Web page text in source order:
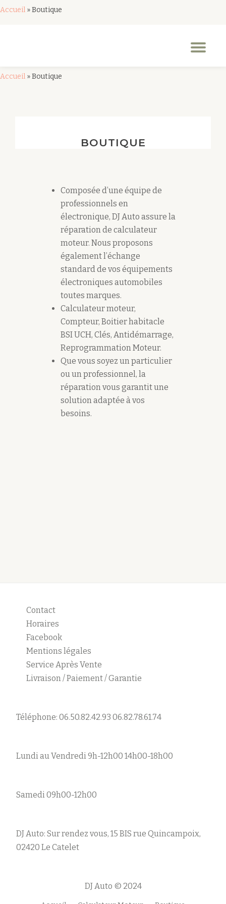
Accueil »Boutique
Accueil »Boutique
BOUTIQUE
Composée d’une équipe de
professionnels en
électronique, DJ Auto assure la
réparation de calculateur
moteur. Nous proposons
également l’échange
standard de vos équipements
électroniques automobiles
toutes marques.
Calculateur moteur,
Compteur, Boitier habitacle
BSI UCH, Clés, Antidémarrage,
Reprogrammation Moteur.
Que vous soyez un particulier
ou un professionnel, la
réparation vous garantit une
solution adaptée à vos
besoins.
Contact
Horaires
Facebook
Mentions légales
Service Après Vente
Livraison / Paiement / Garantie
Téléphone: 06.50.82.42.93 06.82.78.61.74
Lundi au Vendredi 9h-12h00 14h00-18h00
Samedi 09h00-12h00
DJ Auto: Sur rendez vous, 15 BIS rue Quincampoix,
02420 Le Catelet
DJ Auto © 2024